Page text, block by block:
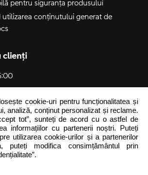
pentru siguranța produsului
conținutului generat de
clienți
cookie-uri pentru funcționalitatea și
analiză, conținut personalizat și reclame.
tot”, sunteți de acord cu o astfel de
informațiilor cu partenerii noștri. Puteți
utilizarea cookie-urilor și a partenerilor
puteți modifica consimțământul prin